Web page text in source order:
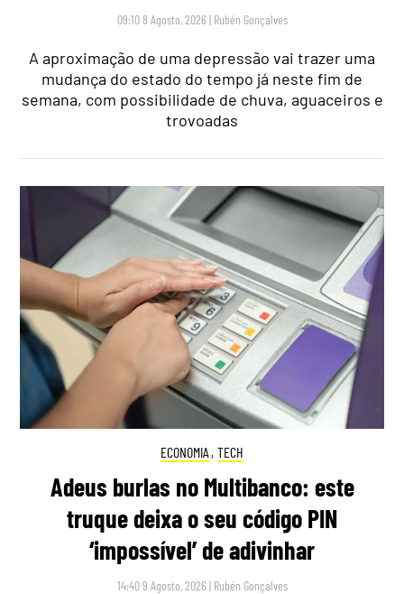
09:10 8 Agosto, 2026 | Rubén Gonçalves
A aproximação de uma depressão vai trazer uma
mudança do estado do tempo já neste fim de
semana, com possibilidade de chuva, aguaceiros e
trovoadas
ECONOMIA , TECH
Adeus burlas no Multibanco: este
truque deixa o seu código PIN
‘impossível’ de adivinhar
14:40 9 Agosto, 2026 | Rubén Gonçalves